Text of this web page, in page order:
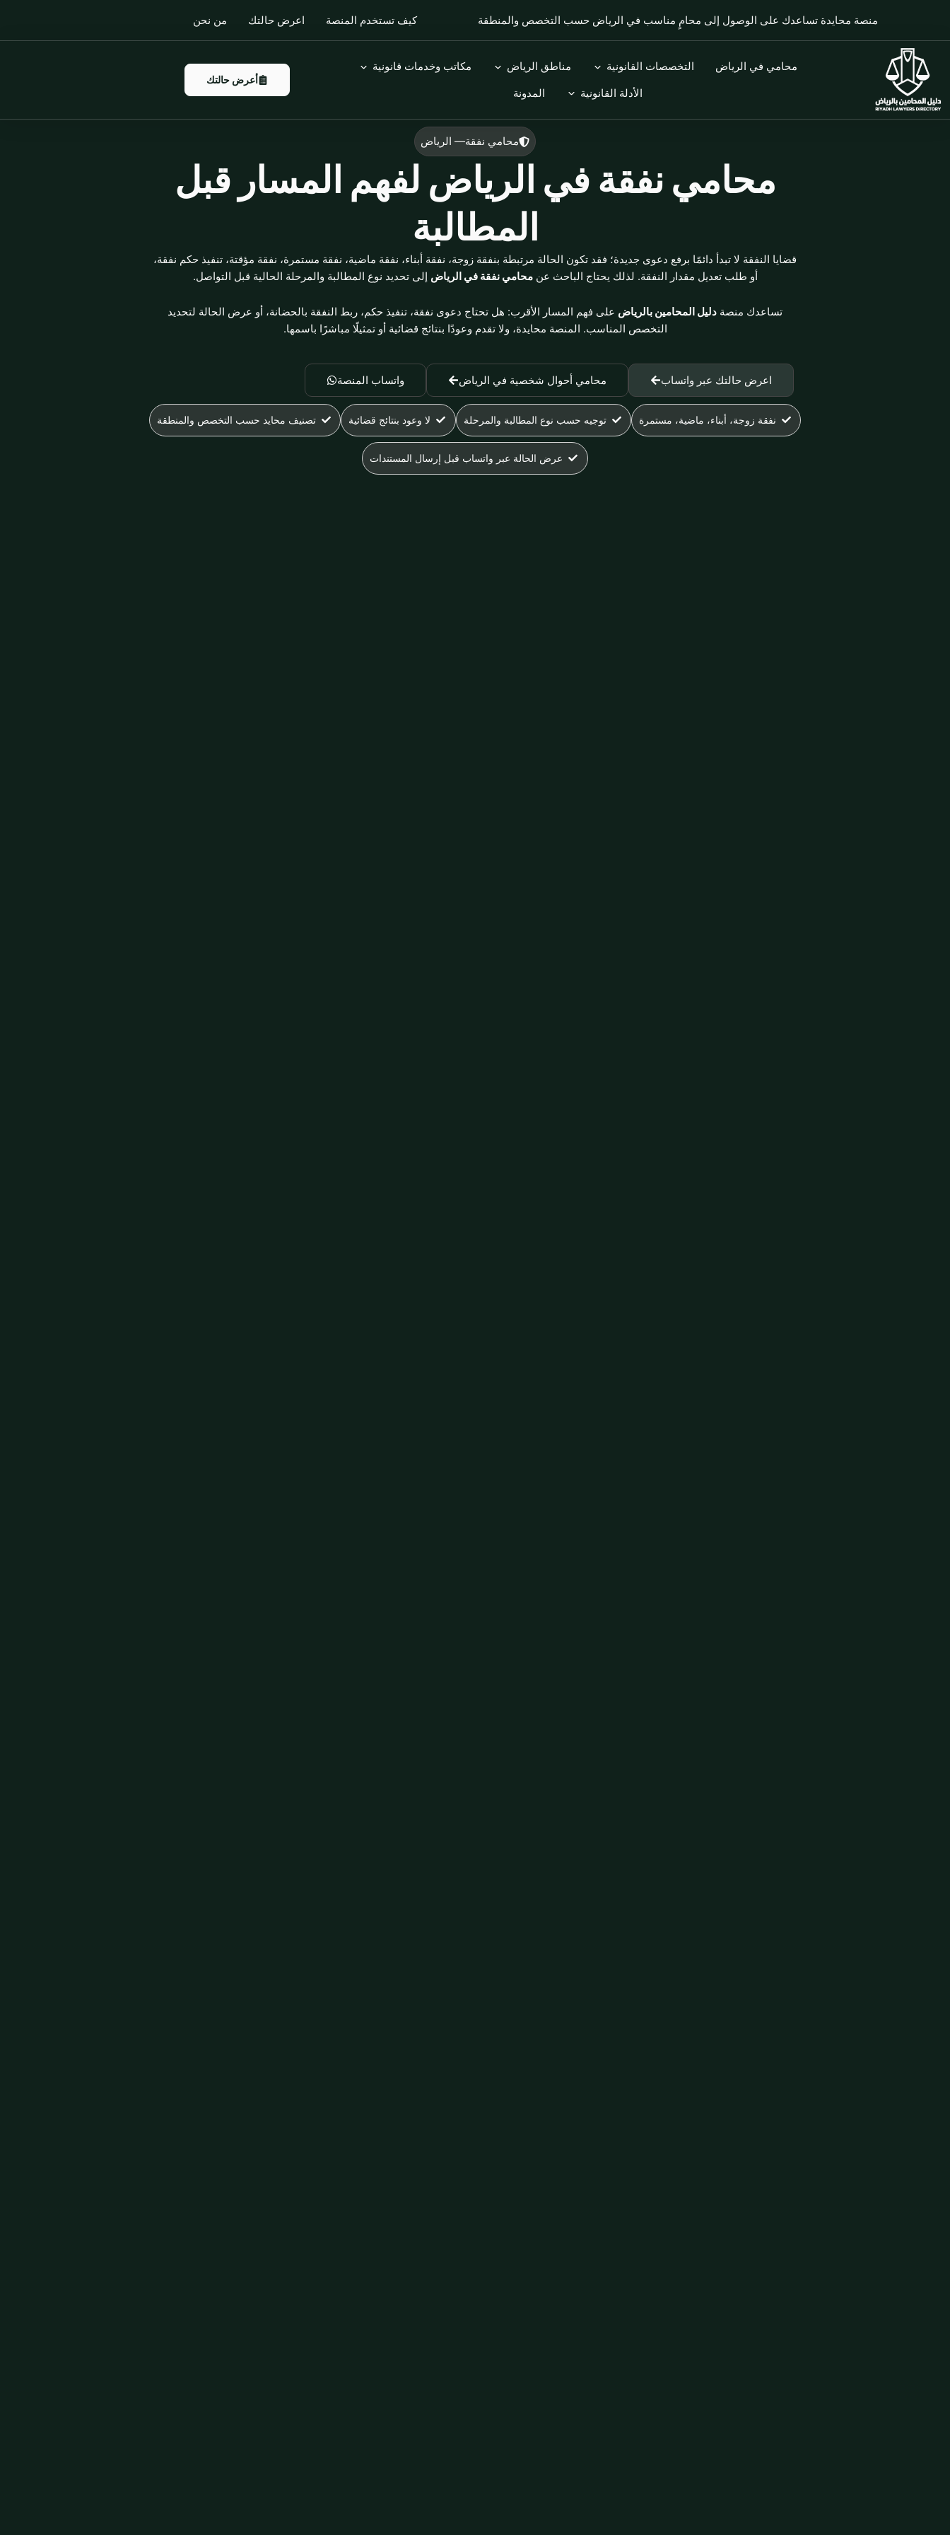
المحتوى
منصة محايدة تساعدك على الوصول إلى محامٍ مناسب في الرياض حسب التخصص والمنطقة كيف تستخدم المنصة اعرض حالتك من نحن
محامي في الرياض التخصصات القانونية Open التخصصات القانونية مناطق الرياض Open مناطق الرياض مكاتب وخدمات قانونية Open مكاتب وخدمات قانونية
الأدلة القانونية Open الأدلة القانونية المدونة
أعرض حالتك
محامي نفقة— الرياض
محامي نفقة في الرياض لفهم المسار قبل
المطالبة
قضايا النفقة لا تبدأ دائمًا برفع دعوى جديدة؛ فقد تكون الحالة مرتبطة بنفقة زوجة، نفقة أبناء، نفقة ماضية، نفقة مستمرة، نفقة مؤقتة، تنفيذ حكم نفقة،
أو طلب تعديل مقدار النفقة. لذلك يحتاج الباحث عنمحامي نفقة في الرياض إلى تحديد نوع المطالبة والمرحلة الحالية قبل التواصل.
تساعدك منصة دليل المحامين بالرياض على فهم المسار الأقرب: هل تحتاج دعوى نفقة، تنفيذ حكم، ربط النفقة بالحضانة، أو عرض الحالة لتحديد
التخصص المناسب. المنصة محايدة، ولا تقدم وعودًا بنتائج قضائية أو تمثيلًا مباشرًا باسمها.
اعرض حالتك عبر واتساب محامي أحوال شخصية في الرياض واتساب المنصة
نفقة زوجة، أبناء، ماضية، مستمرة توجيه حسب نوع المطالبة والمرحلة لا وعود بنتائج قضائية تصنيف محايد حسب التخصص والمنطقة
عرض الحالة عبر واتساب قبل إرسال المستندات